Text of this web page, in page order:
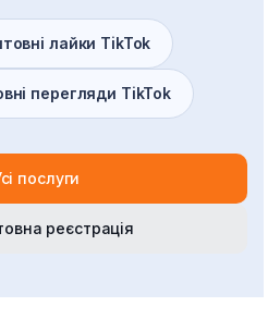
лайки TikTok
перегляди TikTok
послуги
реєстрація